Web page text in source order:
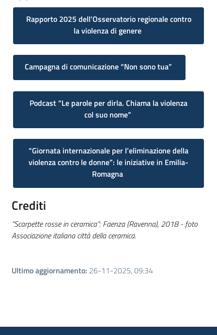
Rapporto 2025 dell’Osservatorio regionale contro
la violenza di genere
Campagna di comunicazione “Non sono tua”
Podcast “Le parole per dirla. Chiama la violenza
col suo nome”
“Giornata internazionale per l’eliminazione della
violenza contro le donne”: le iniziative in Emilia-
Romagna
Crediti
“Scarpette rosse in ceramica”: Faenza (Ravenna), 2018 - foto
Associazione italiana città della ceramica.
Ultimo aggiornamento: 26-11-2025, 09:34